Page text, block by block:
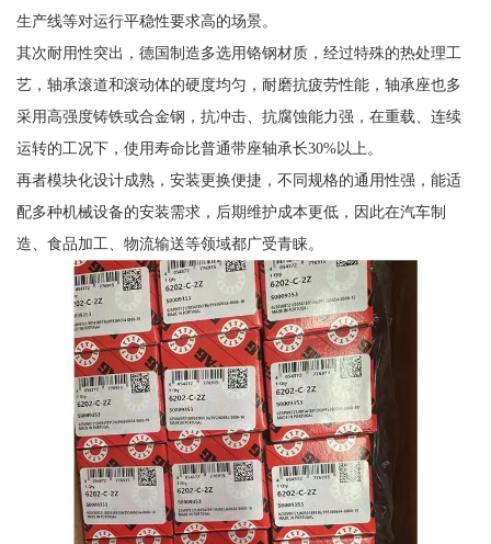
生产线等对运行平稳性要求高的场景。
其次耐用性突出，德国制造多选用铬钢材质，经过特殊的热处理工
艺，轴承滚道和滚动体的硬度均匀，耐磨抗疲劳性能，轴承座也多
采用高强度铸铁或合金钢，抗冲击、抗腐蚀能力强，在重载、连续
运转的工况下，使用寿命比普通带座轴承长30%以上。
再者模块化设计成熟，安装更换便捷，不同规格的通用性强，能适
配多种机械设备的安装需求，后期维护成本更低，因此在汽车制
造、食品加工、物流输送等领域都广受青睐。